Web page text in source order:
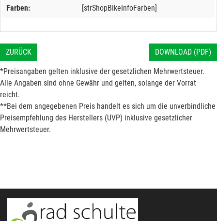
Farben: [strShopBikeInfoFarben]
ZURÜCK DOWNLOAD (PDF)
*Preisangaben gelten inklusive der gesetzlichen Mehrwertsteuer.
Alle Angaben sind ohne Gewähr und gelten, solange der Vorrat
reicht.
**Bei dem angegebenen Preis handelt es sich um die unverbindliche
Preisempfehlung des Herstellers (UVP) inklusive gesetzlicher
Mehrwertsteuer.